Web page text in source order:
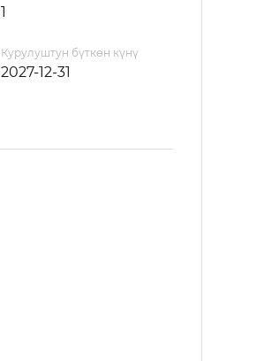
1
Курулуштун бүткөн күнү
2027-12-31